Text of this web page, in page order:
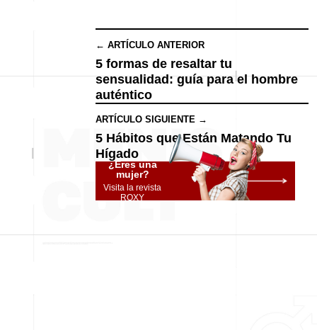
← ARTÍCULO ANTERIOR
5 formas de resaltar tu
sensualidad: guía para el hombre
auténtico
ARTÍCULO SIGUIENTE →
5 Hábitos que Están Matando Tu
Hígado
¿Eres una
mujer?
Visita la revista
ROXY